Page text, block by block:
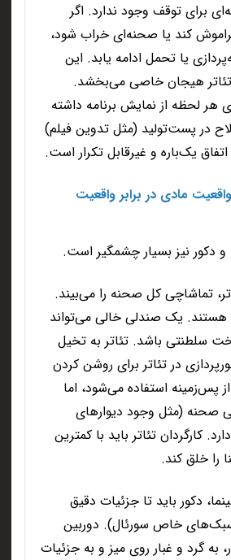
برای توقف وجود ندارد. اگر
کند یا صحنه‌ای خراب شود،
یا تحمل ادامه یابد. این
تئاتر هیجان خاصی می‌بخشد.
هر لحظه از نمایش برنامه داشته
در پست‌تولید (مثل تدوین فیلم)
یک‌باره و غیرقابل تکرار است.
مادی در برابر واقعیت
و دکور نیز بسیار چشمگیر است.
تماشاچی کل صحنه را می‌بیند.
هستند. یک صندلی خالی می‌تواند
سلطنتی باشد. تئاتر به تخیل
در تئاتر برای روشن کردن
پس‌زمینه استفاده می‌شود، اما
صحنه (مثل وجود دیوارهای
کارگردان تئاتر باید با کمترین
را خلق کند.
دکور باید تا جزئیات دقیق
خاص سورئال). دوربین
به گرد و غبار روی میز و به جزئیات